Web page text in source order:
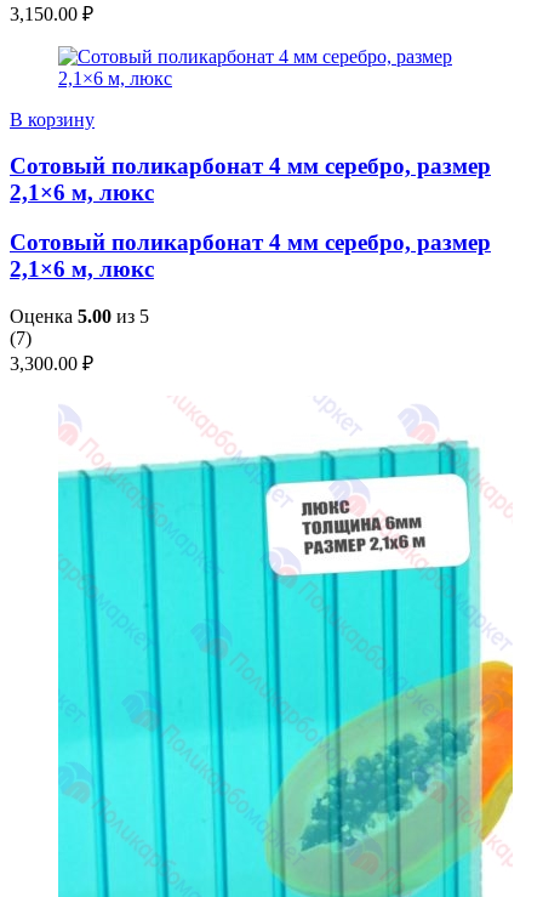
3,150.00 ₽
В корзину
Сотовый поликарбонат 4 мм серебро, размер
2,1×6 м, люкс
Сотовый поликарбонат 4 мм серебро, размер
2,1×6 м, люкс
Оценка 5.00 из 5
(7)
3,300.00 ₽